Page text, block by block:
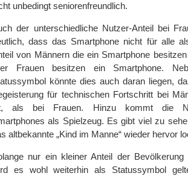
unbedingt seniorenfreundlich.
der unterschiedliche Nutzer-Anteil bei
dass das Smartphone nicht für alle
von Männern die ein Smartphone
Frauen besitzen ein Smartphone.
könnte dies auch daran liegen,
für technischen Fortschritt bei
als bei Frauen. Hinzu kommt die
als Spielzeug. Es gibt viel zu
altbekannte „Kind im Manne“ wieder hervor
nur ein kleiner Anteil der
es wohl weiterhin als Statussymbol